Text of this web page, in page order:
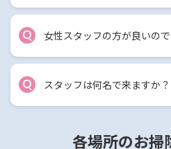
Q 女性スタッフの方が良いの
Q スタッフは何名で来ますか？
各場所のお掃